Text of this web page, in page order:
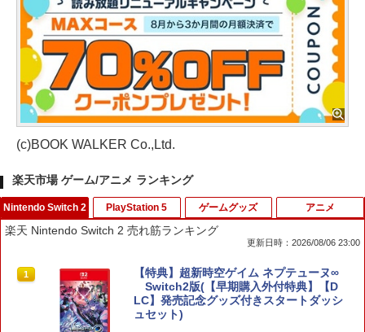
(c)BOOK WALKER Co.,Ltd.
楽天市場 ゲーム/アニメ ランキング
Nintendo Switch 2
楽天 Nintendo Switch 2 売れ筋ランキング
更新日時：2026/08/06 23:00
1
【特典】超新時空ゲイム ネプテューヌ∞
Switch2版(【早期購入外付特典】【D
LC】発売記念グッズ付きスタートダッシ
ュセット)
PlayStation 5 ゲームグッズ アニメ